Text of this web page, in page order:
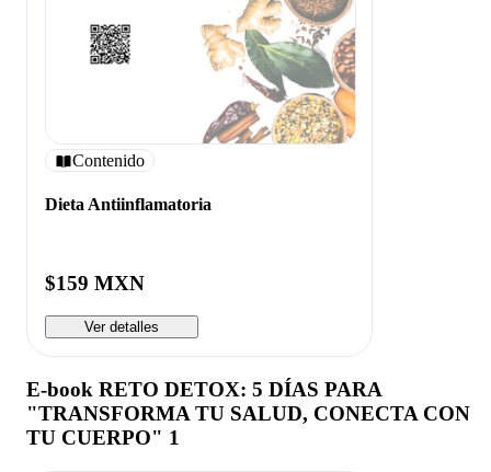
Contenido
Dieta Antiinflamatoria
$159 MXN
Ver detalles
E-book RETO DETOX: 5 DÍAS PARA
"TRANSFORMA TU SALUD, CONECTA CON
TU CUERPO" 1